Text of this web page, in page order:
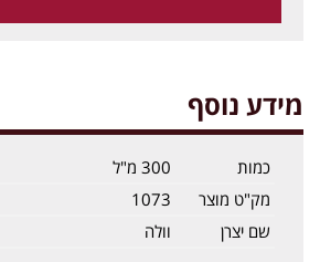
מידע נוסף
כמות
300 מ"ל
מק"ט מוצר
1073
שם יצרן
וולה